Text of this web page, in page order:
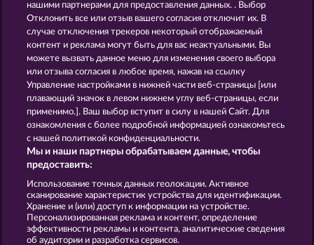
Egyptian Moon Eggciting Fruits - Hold & Spin
Правила
Заявление о конфиденциальности и
политике Cookie
О компании
Отправить Запрос об Отказе
нашими партнерами для предоставления данных. . Выбор
Отклонить все или отзыв вашего согласия отключит их. В
случае отключения трекеров некоторый отображаемый
контент и реклама могут быть для вас неактуальными. Вы
можете вызвать данное меню для изменения своего выбора
или отзыва согласия в любое время, нажав на ссылку
Управление настройками в нижней части веб-страницы [или
плавающий значок в левом нижнем углу веб-страницы, если
применимо.]. Ваш выбор вступит в силу в нашей Сайт. Для
ознакомления с более подробной информацией ознакомьтесь
с нашей политикой конфиденциальности.
Мы и наши партнеры обрабатываем данные, чтобы
предоставить:
Использование точных данных геолокации. Активное
сканирование характеристик устройства для идентификации.
Хранение и (или) доступ к информации на устройстве.
Персонализированная реклама и контент, определение
эффективности рекламы и контента, аналитические сведения
об аудитории и разработка сервисов.